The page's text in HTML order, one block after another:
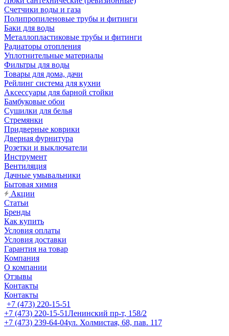
Счетчики воды и газа
Полипропиленовые трубы и фитинги
Баки для воды
Металлопластиковые трубы и фитинги
Радиаторы отопления
Уплотнительные материалы
Фильтры для воды
Товары для дома, дачи
Рейлинг система для кухни
Аксессуары для барной стойки
Бамбуковые обои
Сушилки для белья
Стремянки
Придверные коврики
Дверная фурнитура
Розетки и выключатели
Инструмент
Вентиляция
Дачные умывальники
Бытовая химия
Акции
Статьи
Бренды
Как купить
Условия оплаты
Условия доставки
Гарантия на товар
Компания
О компании
Отзывы
Контакты
Контакты
+7 (473) 220-15-51
+7 (473) 220-15-51Ленинский пр-т, 158/2
+7 (473) 239-64-04ул. Холмистая, 68, пав. 117